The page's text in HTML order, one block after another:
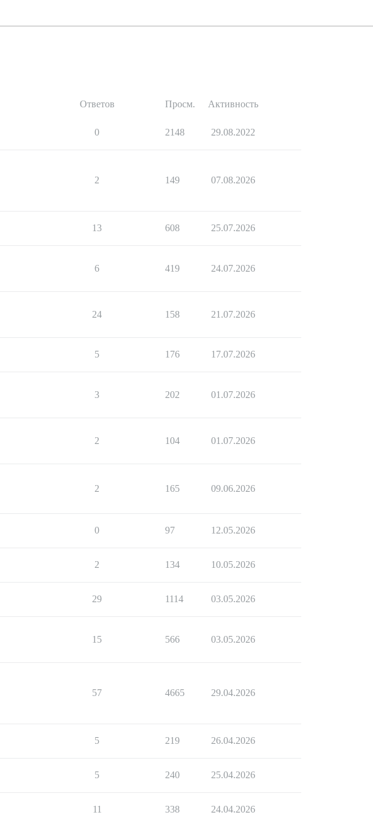
Ответов Просм. Активность
0 2148 29.08.2022
2 149 07.08.2026
13 608 25.07.2026
6 419 24.07.2026
24 158 21.07.2026
5 176 17.07.2026
3 202 01.07.2026
2 104 01.07.2026
2 165 09.06.2026
0 97 12.05.2026
2 134 10.05.2026
29 1114 03.05.2026
15 566 03.05.2026
57 4665 29.04.2026
5 219 26.04.2026
5 240 25.04.2026
11 338 24.04.2026